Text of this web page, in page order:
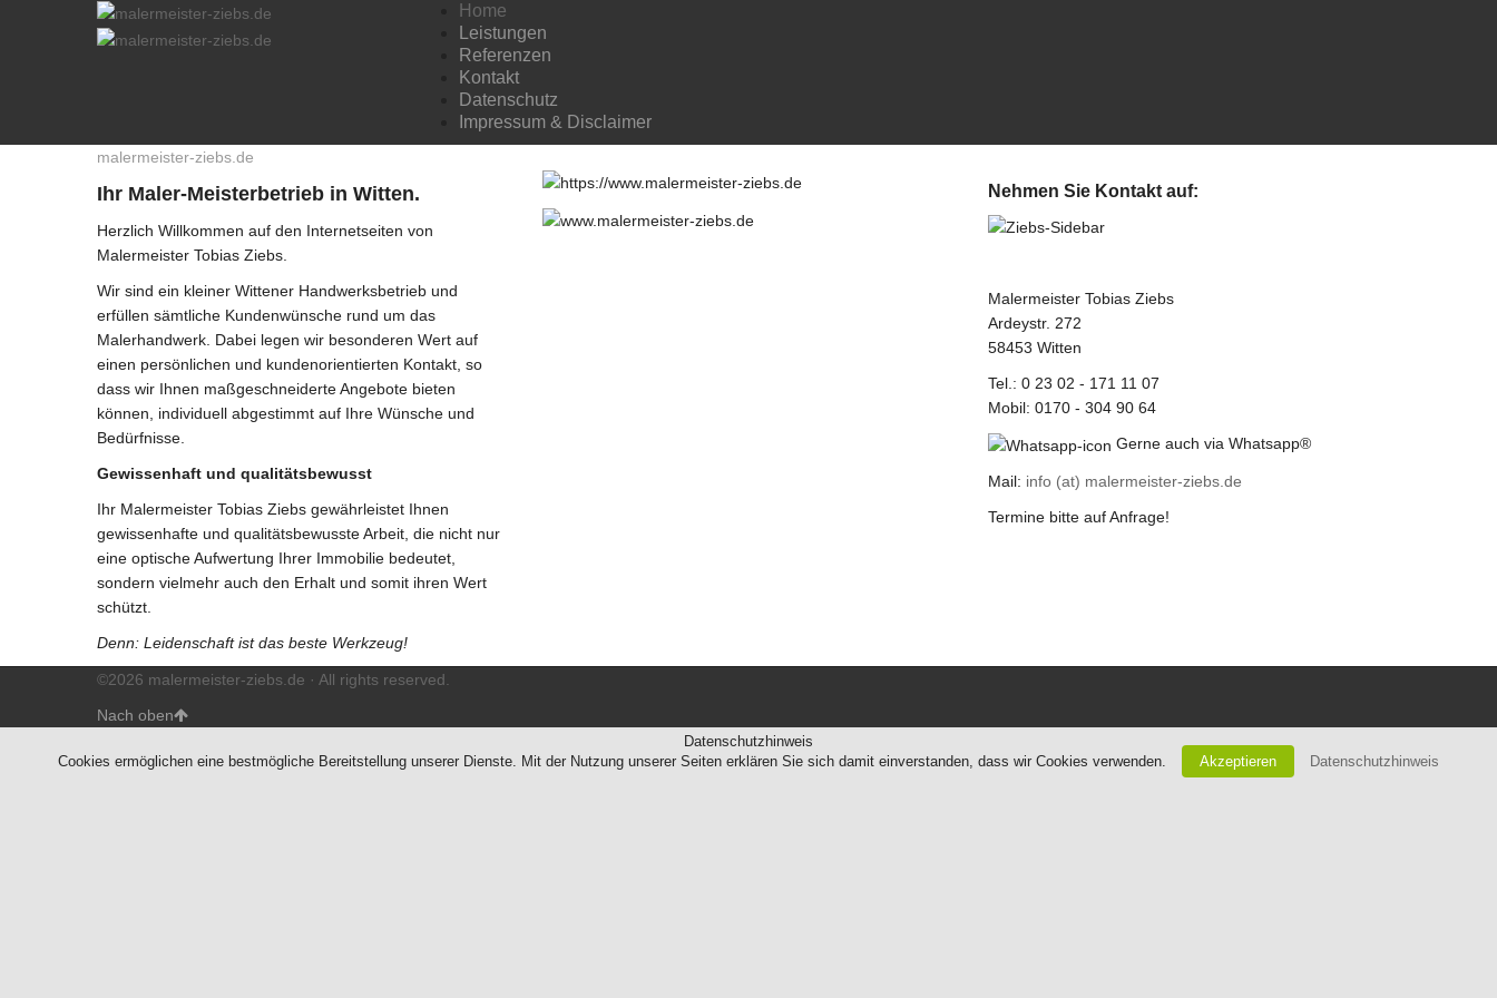
Home
Leistungen
Referenzen
Kontakt
Datenschutz
Impressum & Disclaimer
malermeister-ziebs.de
Ihr Maler-Meisterbetrieb in Witten.
Herzlich Willkommen auf den Internetseiten von
Malermeister Tobias Ziebs.
Wir sind ein kleiner Wittener Handwerksbetrieb und
erfüllen sämtliche Kundenwünsche rund um das
Malerhandwerk. Dabei legen wir besonderen Wert auf
einen persönlichen und kundenorientierten Kontakt, so
dass wir Ihnen maßgeschneiderte Angebote bieten
können, individuell abgestimmt auf Ihre Wünsche und
Bedürfnisse.
Gewissenhaft und qualitätsbewusst
Ihr Malermeister Tobias Ziebs gewährleistet Ihnen
gewissenhafte und qualitätsbewusste Arbeit, die nicht nur
eine optische Aufwertung Ihrer Immobilie bedeutet,
sondern vielmehr auch den Erhalt und somit ihren Wert
schützt.
Denn: Leidenschaft ist das beste Werkzeug!
Nehmen Sie Kontakt auf:
Malermeister Tobias Ziebs
Ardeystr. 272
58453 Witten
Tel.: 0 23 02 - 171 11 07
Mobil: 0170 - 304 90 64
Gerne auch via Whatsapp®
Mail: info (at) malermeister-ziebs.de
Termine bitte auf Anfrage!
©2026 malermeister-ziebs.de · All rights reserved.
Nach oben
Cookies ermöglichen eine bestmögliche Bereitstellung unserer Dienste. Mit der Nutzung unserer Seiten erklären Sie sich damit einverstanden, dass wir Cookies verwenden. Akzeptieren Datenschutzhinweis
Datenschutzhinweis